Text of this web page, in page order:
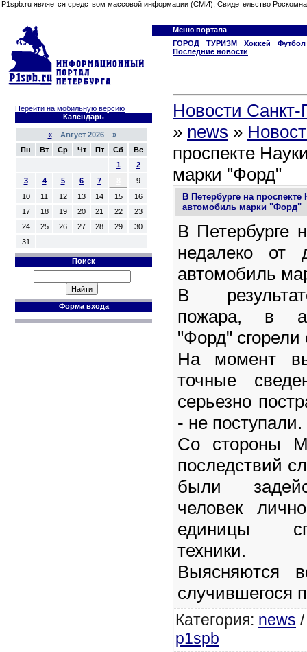
P1spb.ru является средством массовой информации (СМИ), Свидетельство
Меню портала
ГОРОД
ТУРИЗМ Хоккей
Футбол
Последние новости
Перейти на мобильную версию
Календарь
«Август 2026 »
Пн
Вт Ср Чт Пт Сб
Вс
1
2
3
4 5 6 7
9
10
11 12 13 14 15
16
17
18 19 20 21 22
23
24
25 26 27 28 29
30
31
Поиск
Форма входа
Новости Санкт-
» news »
проспекте
марки "Форд"
В Петербурге на проспекте
автомобиль марки "Форд"
В Петербурге
недалеко
автомобиль
В
пожара, в
"Форд" сгорели
На момент
точные
серьезно
- не поступали.
Со стороны
последствий
были
человек
единицы
техники.
Выясняются
случившегося
Категория: news
p1spb